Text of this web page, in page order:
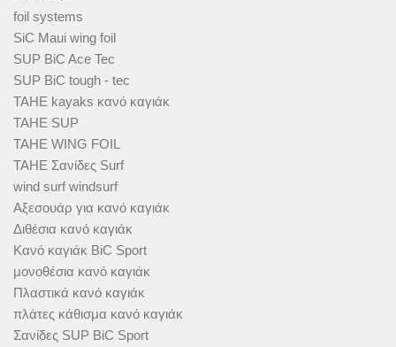
foil systems
SiC Maui wing foil
SUP BiC Ace Tec
SUP BiC tough - tec
TAHE kayaks κανό καγιάκ
TAHE SUP
TAHE WING FOIL
TAHE Σανίδες Surf
wind surf windsurf
Αξεσουάρ για κανό καγιάκ
Διθέσια κανό καγιάκ
Κανό καγιάκ BiC Sport
μονοθέσια κανό καγιάκ
Πλαστικά κανό καγιάκ
πλάτες κάθισμα κανό καγιάκ
Σανίδες SUP BiC Sport